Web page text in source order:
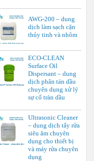
AWG-200 – dung
dịch làm sạch cặn
thủy tinh và nhôm
ECO-CLEAN
Surface Oil
Dispersant – dung
dịch phân tán dầu
chuyên dụng xử lý
sự cố tràn dầu
Ultrasonic Cleaner
– dung dịch tẩy rửa
siêu âm chuyên
dụng cho thiết bị
và máy rửa chuyên
dụng